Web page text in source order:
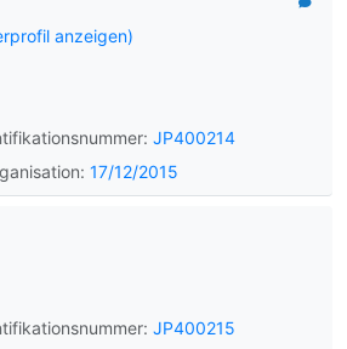
anzeigen)
JP400214
17/12/2015
JP400215